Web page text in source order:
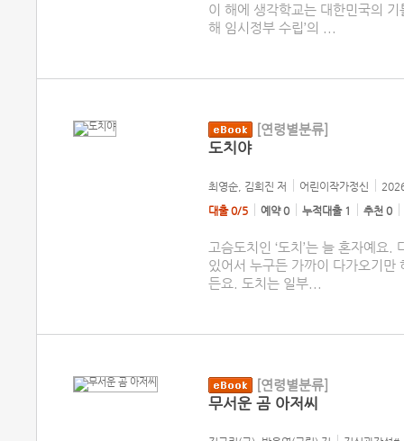
이 해에 생각학교는 대한민국의
해 임시정부 수립’의
[연령별분류]
도치야
최영순, 김희진 저 어린이작가정신
대출 0/5
예약 0 누적대출 1 추천 0
고슴도치인 ‘도치’는 늘 혼자예요
있어서 누구든 가까이 다가오기만
든요. 도치는 일부
[연령별분류]
무서운 곰 아저씨